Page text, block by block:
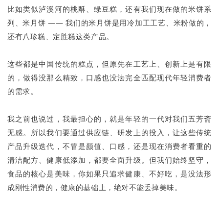
比如类似泸溪河的桃酥、绿豆糕，还有我们现在做的米饼系
列、米月饼 —— 我们的米月饼是用冷加工工艺、米粉做的，
还有八珍糕、定胜糕这类产品。
这些都是中国传统的糕点，但原先在工艺上、创新上是有限
的，做得没那么精致，口感也没法完全匹配现代年轻消费者
的需求。
我之前也说过，我最担心的，就是年轻的一代对我们五芳斋
无感。所以我们要通过供应链、研发上的投入，让这些传统
产品升级迭代，不管是颜值、口感，还是现在消费者看重的
清洁配方、健康低添加，都要全面升级。但我们始终坚守，
食品的核心是美味，你如果只追求健康、不好吃，是没法形
成刚性消费的，健康的基础上，绝对不能丢掉美味。